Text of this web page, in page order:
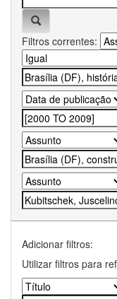
Filtros correntes:
Adicionar filtros:
Utilizar filtros para